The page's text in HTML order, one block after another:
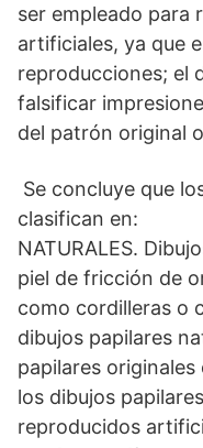
ser empleado para
artificiales, ya que
reproducciones; el
falsificar
del patrón original
Se concluye que
clasifican en:
NATURALES.
piel de fricción de
como cordilleras o
dibujos papilares
papilares
los dibujos
reproducidos